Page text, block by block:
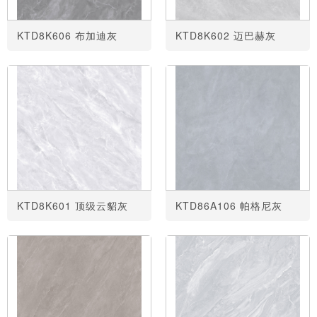
KTD8K606 布加迪灰 KTD8K602 迈巴赫灰
KTD8K601 顶级云貂灰 KTD86A106 帕格尼灰